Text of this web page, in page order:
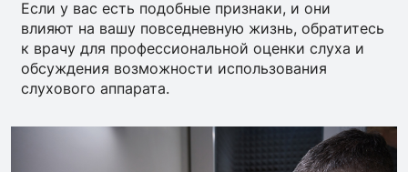
Если у вас есть подобные признаки, и они
влияют на вашу повседневную жизнь, обратитесь
к врачу для профессиональной оценки слуха и
обсуждения возможности использования
слухового аппарата.